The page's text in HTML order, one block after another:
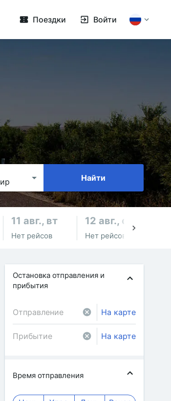
Поездки Войти
Найти
11 авг., вт
Нет рейсов
12 авг., ср
Нет рейсов
Остановка отправления и
прибытия
На карте
На карте
Время отправления